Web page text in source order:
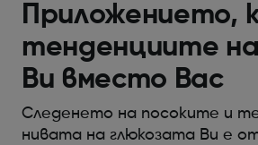
Приложението,
тенденциите
Ви вместо Вас
Следенето на посоките и
нивата на глюкозата Ви е